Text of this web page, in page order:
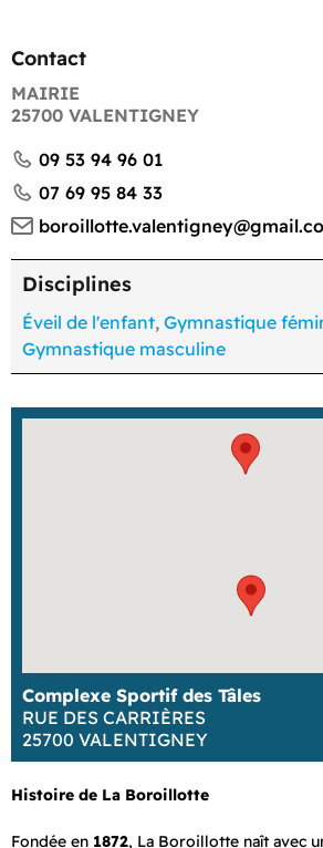
Histoire de La Boroillotte
Fondée en 1872, La Boroillotte naît avec
Contact
MAIRIE
25700 VALENTIGNEY
09 53 94 96 01
07 69 95 84 33
Disciplines
Éveil de l'enfant, Gymnastique
Gymnastique masculine
Complexe Sportif des Tâles
RUE DES CARRIÈRES
25700 VALENTIGNEY